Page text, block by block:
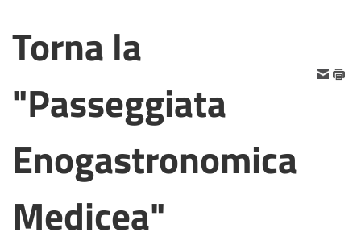
Torna la
"Passeggiata
Enogastronomica
Medicea"